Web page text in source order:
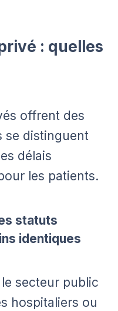
: quelles
offrent des
se distinguent
délais
les patients.
statuts
identiques
secteur public
hospitaliers ou